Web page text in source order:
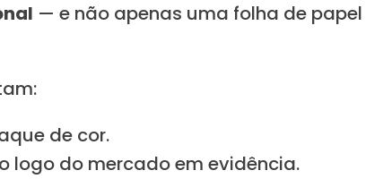
— e não apenas uma folha de papel
de cor.
logo do mercado em evidência.